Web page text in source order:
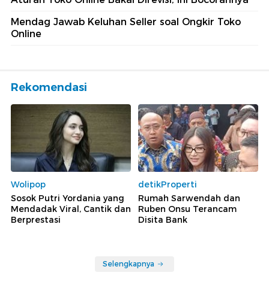
Mendag Jawab Keluhan Seller soal Ongkir Toko
Online
Rekomendasi
Wolipop
Sosok Putri Yordania yang
Mendadak Viral, Cantik dan
Berprestasi
detikProperti
Rumah Sarwendah dan
Ruben Onsu Terancam
Disita Bank
Selengkapnya